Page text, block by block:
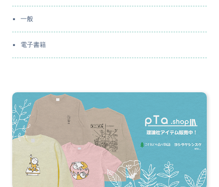
一般
電子書籍